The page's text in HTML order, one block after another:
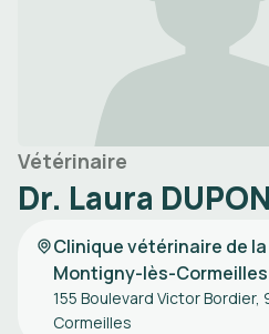
Vétérinaire
Dr. Laura
Clinique vétérinaire de
Montigny-lès-Cormeilles
155 Boulevard Victor
Cormeilles